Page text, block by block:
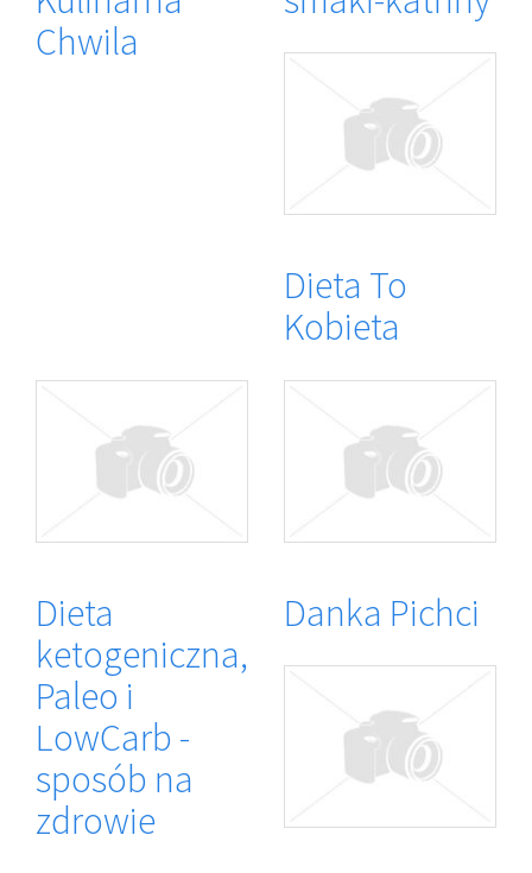
Chwila
Dieta To
Kobieta
Dieta
ketogeniczna,
Paleo i
LowCarb -
sposób na
zdrowie
Danka Pichci